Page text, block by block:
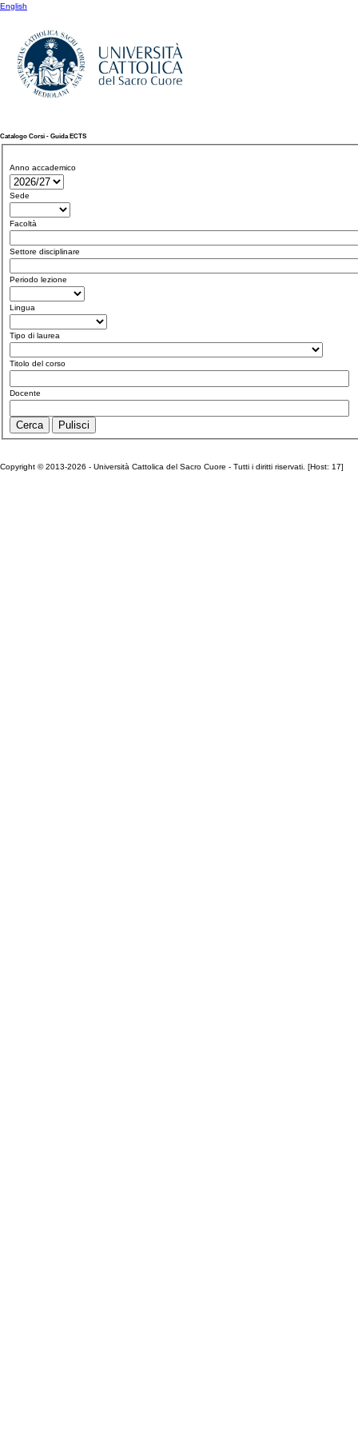
English
Catalogo Corsi - Guida ECTS
Anno accademico
Sede
Facoltà
Settore disciplinare
Periodo lezione
Lingua
Tipo di laurea
Titolo del corso
Docente
Copyright © 2013-2026 - Università Cattolica del Sacro Cuore - Tutti i diritti riservati. [Host: 17]